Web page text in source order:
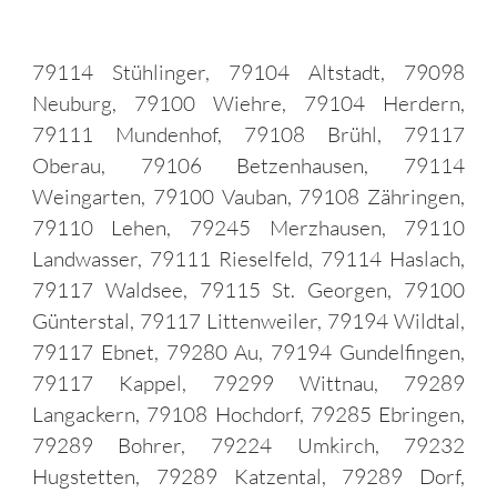
79114 Stühlinger, 79104 Altstadt, 79098
Neuburg, 79100 Wiehre, 79104 Herdern,
79111 Mundenhof, 79108 Brühl, 79117
Oberau, 79106 Betzenhausen, 79114
Weingarten, 79100 Vauban, 79108 Zähringen,
79110 Lehen, 79245 Merzhausen, 79110
Landwasser, 79111 Rieselfeld, 79114 Haslach,
79117 Waldsee, 79115 St. Georgen, 79100
Günterstal, 79117 Littenweiler, 79194 Wildtal,
79117 Ebnet, 79280 Au, 79194 Gundelfingen,
79117 Kappel, 79299 Wittnau, 79289
Langackern, 79108 Hochdorf, 79285 Ebringen,
79289 Bohrer, 79224 Umkirch, 79232
Hugstetten, 79289 Katzental, 79289 Dorf,